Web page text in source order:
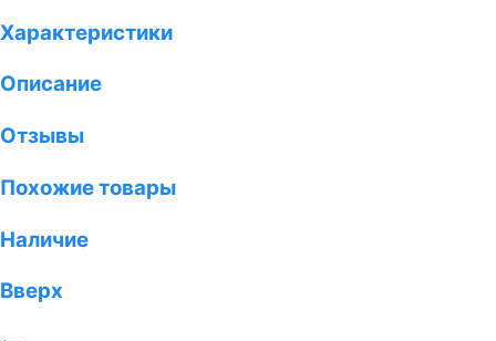
Характеристики
Описание
Отзывы
Похожие товары
Наличие
Вверх